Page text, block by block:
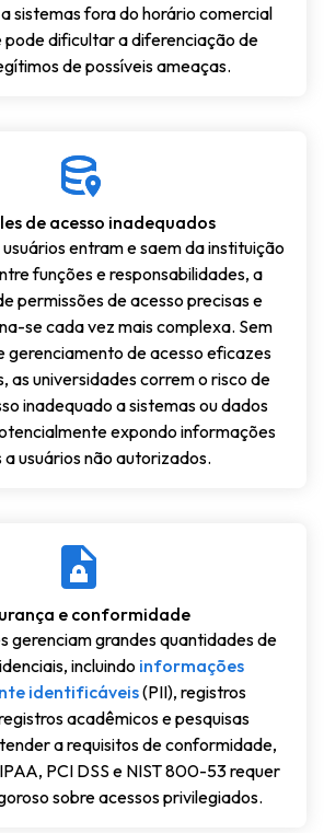
sistemas fora do horário comercial
pode dificultar a diferenciação de
de possíveis ameaças.
de acesso inadequados
entram e saem da instituição
funções e responsabilidades, a
permissões de acesso precisas e
se cada vez mais complexa. Sem
gerenciamento de acesso eficazes
as universidades correm o risco de
inadequado a sistemas ou dados
expondo informações
usuários não autorizados.
e conformidade
gerenciam grandes quantidades de
incluindo informações
identificáveis(PII), registros
acadêmicos e pesquisas
a requisitos de conformidade,
PCI DSS e NIST 800-53 requer
sobre acessos privilegiados.